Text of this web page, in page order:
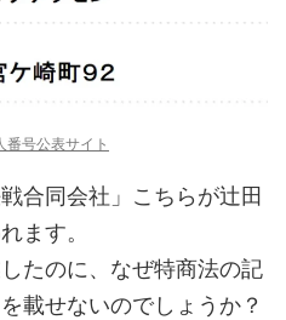
号公表サイト
合同会社」こちらが辻田
ます。
たのに、なぜ特商法の記
載せないのでしょうか？